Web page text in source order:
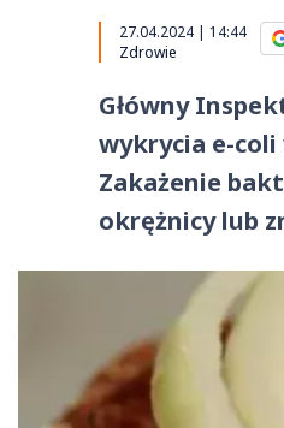
27.04.2024 | 14:44
Zdrowie
Główny
wykrycia e-coli
Zakażenie
okrężnicy lub